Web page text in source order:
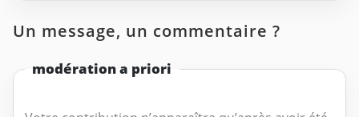
Un message, un commentaire ?
modération a priori